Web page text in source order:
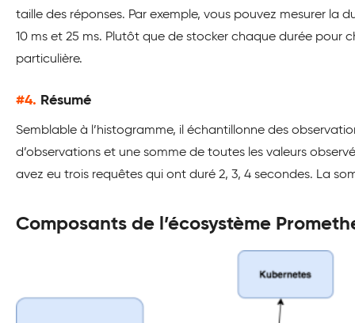
taille des réponses. Par exemple, vous pouvez mesurer la
10 ms et 25 ms. Plutôt que de stocker chaque durée
particulière.
#4. Résumé
Semblable à l’histogramme, il échantillonne des
d’observations et une somme de toutes les valeurs
avez eu trois requêtes qui ont duré 2, 3, 4 secondes. La
Composants de l’écosystème